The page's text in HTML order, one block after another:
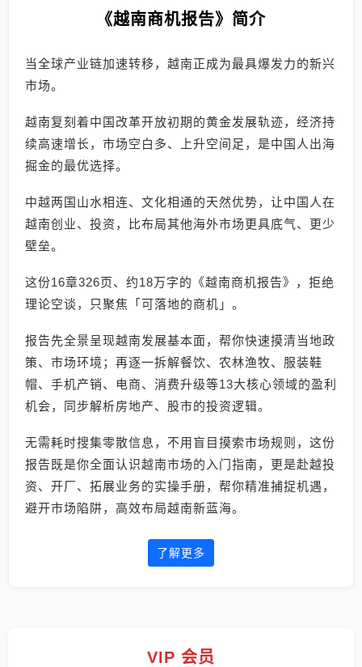
《越南商机报告》简介
当全球产业链加速转移，越南正成为最具爆发力的新兴
市场。
越南复刻着中国改革开放初期的黄金发展轨迹，经济持
续高速增长，市场空白多、上升空间足，是中国人出海
掘金的最优选择。
中越两国山水相连、文化相通的天然优势，让中国人在
越南创业、投资，比布局其他海外市场更具底气、更少
壁垒。
这份16章326页、约18万字的《越南商机报告》，拒绝
理论空谈，只聚焦「可落地的商机」。
报告先全景呈现越南发展基本面，帮你快速摸清当地政
策、市场环境；再逐一拆解餐饮、农林渔牧、服装鞋
帽、手机产销、电商、消费升级等13大核心领域的盈利
机会，同步解析房地产、股市的投资逻辑。
无需耗时搜集零散信息，不用盲目摸索市场规则，这份
报告既是你全面认识越南市场的入门指南，更是赴越投
资、开厂、拓展业务的实操手册，帮你精准捕捉机遇，
避开市场陷阱，高效布局越南新蓝海。
了解更多
VIP 会员